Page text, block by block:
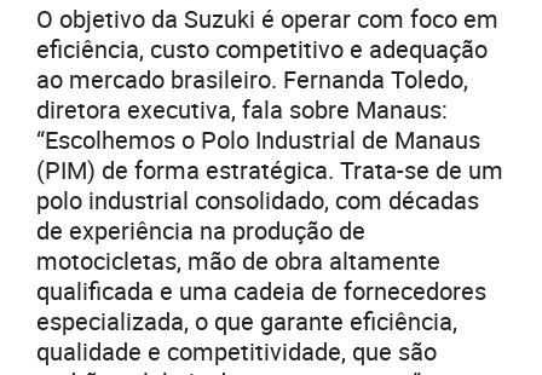
O objetivo da Suzuki é operar com foco em
eficiência, custo competitivo e adequação
ao mercado brasileiro. Fernanda Toledo,
diretora executiva, fala sobre Manaus:
“Escolhemos o Polo Industrial de Manaus
(PIM) de forma estratégica. Trata-se de um
polo industrial consolidado, com décadas
de experiência na produção de
motocicletas, mão de obra altamente
qualificada e uma cadeia de fornecedores
especializada, o que garante eficiência,
qualidade e competitividade, que são